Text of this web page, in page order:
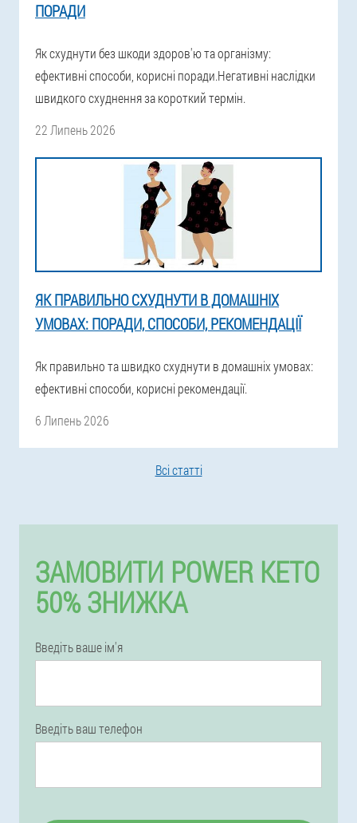
ПОРАДИ
Як схуднути без шкоди здоров'ю та організму:
ефективні способи, корисні поради.Негативні наслідки
швидкого схуднення за короткий термін.
22 Липень 2026
ЯК ПРАВИЛЬНО СХУДНУТИ В ДОМАШНІХ
УМОВАХ: ПОРАДИ, СПОСОБИ, РЕКОМЕНДАЦІЇ
Як правильно та швидко схуднути в домашніх умовах:
ефективні способи, корисні рекомендації.
6 Липень 2026
Всі статті
ЗАМОВИТИ POWER KETO
50% ЗНИЖКА
Введіть ваше ім'я
Введіть ваш телефон